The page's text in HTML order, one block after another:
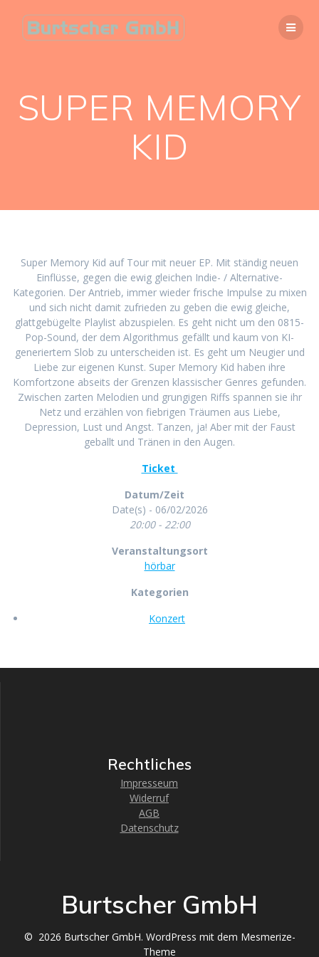
Inhalt
springen
SUPER MEMORY
KID
Super Memory Kid auf Tour mit neuer EP. Mit ständig neuen
Einflüsse, gegen die ewig gleichen Indie- / Alternative-
Kategorien. Der Antrieb, immer wieder frische Impulse zu mixen
und sich nicht damit zufrieden zu geben die ewig gleiche,
glattgebügelte Playlist abzuspielen. Es geht nicht um den 0815-
Pop-Sound, der dem Algorithmus gefällt und kaum von KI-
generiertem Slob zu unterscheiden ist. Es geht um Neugier und
Liebe zur eigenen Kunst. Super Memory Kid haben ihre
Komfortzone abseits der Grenzen klassischer Genres gefunden.
Zwischen zarten Melodien und grungigen Riffs spannen sie ihr
Netz und erzählen von fiebrigen Träumen aus Liebe,
Depression, Lust und Angst. Tanzen, ja! Aber mit der Faust
geballt und Tränen in den Augen.
Ticket
Datum/Zeit
Date(s) - 06/02/2026
20:00 - 22:00
Veranstaltungsort
hörbar
Kategorien
Konzert
Rechtliches
Impresseum
Widerruf
AGB
Datenschutz
Burtscher GmbH
© 2026 Burtscher GmbH. WordPress mit dem Mesmerize-
Theme